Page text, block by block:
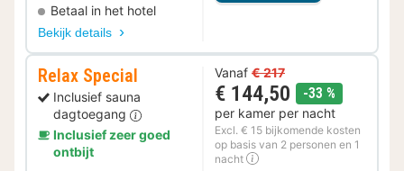
Betaal in het hotel
Bekijk details
Relax Special
Inclusief sauna
dagtoegang
Inclusief zeer goed
ontbijt
Vanaf € 217
€ 144,50 -33 %
per kamer per nacht
Excl. € 15 bijkomende kosten
op basis van 2 personen en 1
nacht